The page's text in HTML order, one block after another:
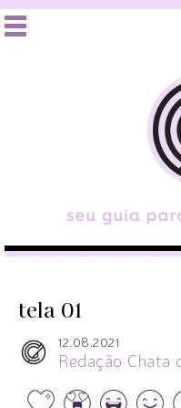
tela 01
12.08.2021
Redação Chata